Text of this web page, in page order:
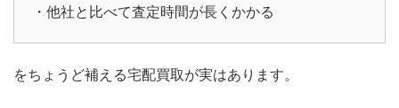
・他社と比べて査定時間が長くかかる
をちょうど補える宅配買取が実はあります。